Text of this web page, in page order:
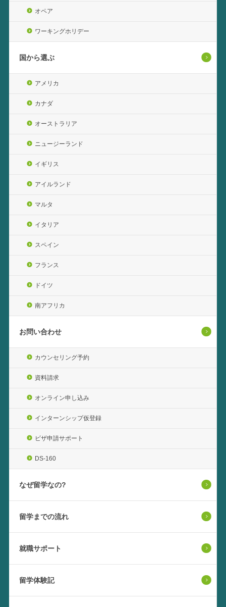
オペア
ワーキングホリデー
国から選ぶ
アメリカ
カナダ
オーストラリア
ニュージーランド
イギリス
アイルランド
マルタ
イタリア
スペイン
フランス
ドイツ
南アフリカ
お問い合わせ
カウンセリング予約
資料請求
オンライン申し込み
インターンシップ仮登録
ビザ申請サポート
DS-160
なぜ留学なの?
留学までの流れ
就職サポート
留学体験記